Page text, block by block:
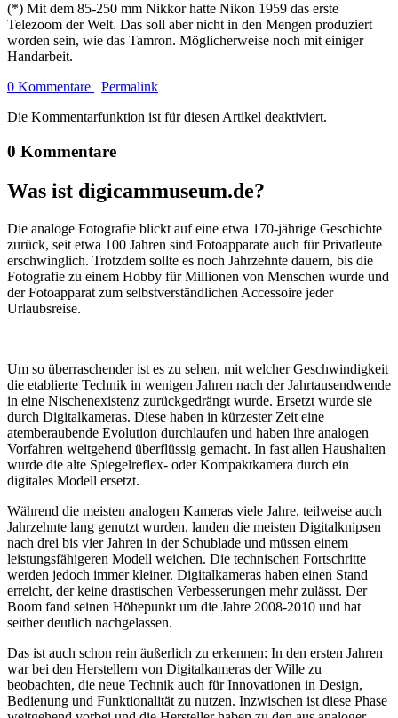
(*) Mit dem 85-250 mm Nikkor hatte Nikon 1959 das erste
Telezoom der Welt. Das soll aber nicht in den Mengen produziert
worden sein, wie das Tamron. Möglicherweise noch mit einiger
Handarbeit.
0 Kommentare
Permalink
Die Kommentarfunktion ist für diesen Artikel deaktiviert.
0 Kommentare
Was ist digicammuseum.de?
Die analoge Fotografie blickt auf eine etwa 170-jährige Geschichte
zurück, seit etwa 100 Jahren sind Fotoapparate auch für Privatleute
erschwinglich. Trotzdem sollte es noch Jahrzehnte dauern, bis die
Fotografie zu einem Hobby für Millionen von Menschen wurde und
der Fotoapparat zum selbstverständlichen Accessoire jeder
Urlaubsreise.
Um so überraschender ist es zu sehen, mit welcher Geschwindigkeit
die etablierte Technik in wenigen Jahren nach der Jahrtausendwende
in eine Nischenexistenz zurückgedrängt wurde. Ersetzt wurde sie
durch Digitalkameras. Diese haben in kürzester Zeit eine
atemberaubende Evolution durchlaufen und haben ihre analogen
Vorfahren weitgehend überflüssig gemacht. In fast allen Haushalten
wurde die alte Spiegelreflex- oder Kompaktkamera durch ein
digitales Modell ersetzt.
Während die meisten analogen Kameras viele Jahre, teilweise auch
Jahrzehnte lang genutzt wurden, landen die meisten Digitalknipsen
nach drei bis vier Jahren in der Schublade und müssen einem
leistungsfähigeren Modell weichen. Die technischen Fortschritte
werden jedoch immer kleiner. Digitalkameras haben einen Stand
erreicht, der keine drastischen Verbesserungen mehr zulässt. Der
Boom fand seinen Höhepunkt um die Jahre 2008-2010 und hat
seither deutlich nachgelassen.
Das ist auch schon rein äußerlich zu erkennen: In den ersten Jahren
war bei den Herstellern von Digitalkameras der Wille zu
beobachten, die neue Technik auch für Innovationen in Design,
Bedienung und Funktionalität zu nutzen. Inzwischen ist diese Phase